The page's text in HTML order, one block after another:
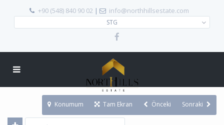
+90 (548) 840 90 02 | info@northhillsestate.com
STG
Konumum Tam Ekran Önceki Sonraki